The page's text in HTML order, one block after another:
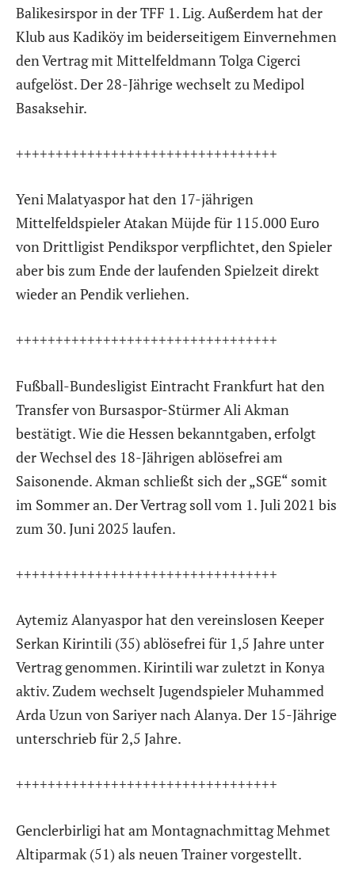
Balikesirspor in der TFF 1. Lig. Außerdem hat der
Klub aus Kadiköy im beiderseitigem Einvernehmen
den Vertrag mit Mittelfeldmann Tolga Cigerci
aufgelöst. Der 28-Jährige wechselt zu Medipol
Basaksehir.
+++++++++++++++++++++++++++++++++
Yeni Malatyaspor hat den 17-jährigen
Mittelfeldspieler Atakan Müjde für 115.000 Euro
von Drittligist Pendikspor verpflichtet, den Spieler
aber bis zum Ende der laufenden Spielzeit direkt
wieder an Pendik verliehen.
+++++++++++++++++++++++++++++++++
Fußball-Bundesligist Eintracht Frankfurt hat den
Transfer von Bursaspor-Stürmer Ali Akman
bestätigt. Wie die Hessen bekanntgaben, erfolgt
der Wechsel des 18-Jährigen ablösefrei am
Saisonende. Akman schließt sich der „SGE“ somit
im Sommer an. Der Vertrag soll vom 1. Juli 2021 bis
zum 30. Juni 2025 laufen.
+++++++++++++++++++++++++++++++++
Aytemiz Alanyaspor hat den vereinslosen Keeper
Serkan Kirintili (35) ablösefrei für 1,5 Jahre unter
Vertrag genommen. Kirintili war zuletzt in Konya
aktiv. Zudem wechselt Jugendspieler Muhammed
Arda Uzun von Sariyer nach Alanya. Der 15-Jährige
unterschrieb für 2,5 Jahre.
+++++++++++++++++++++++++++++++++
Genclerbirligi hat am Montagnachmittag Mehmet
Altiparmak (51) als neuen Trainer vorgestellt.